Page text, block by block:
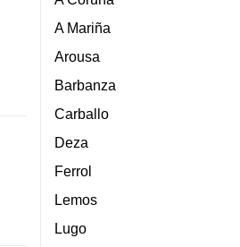
A Mariña
Arousa
Barbanza
Carballo
Deza
Ferrol
Lemos
Lugo